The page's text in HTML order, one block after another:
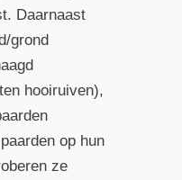
Daarnaast
grond
hooiruiven),
op hun
ze